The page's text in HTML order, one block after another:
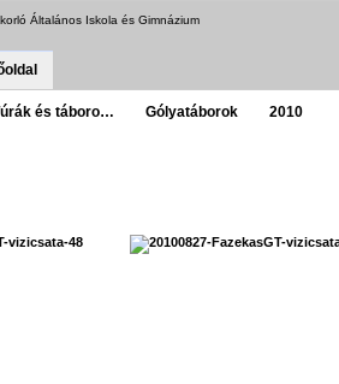
Általános Iskola és Gimnázium
és táboro… Gólyatáborok 2010